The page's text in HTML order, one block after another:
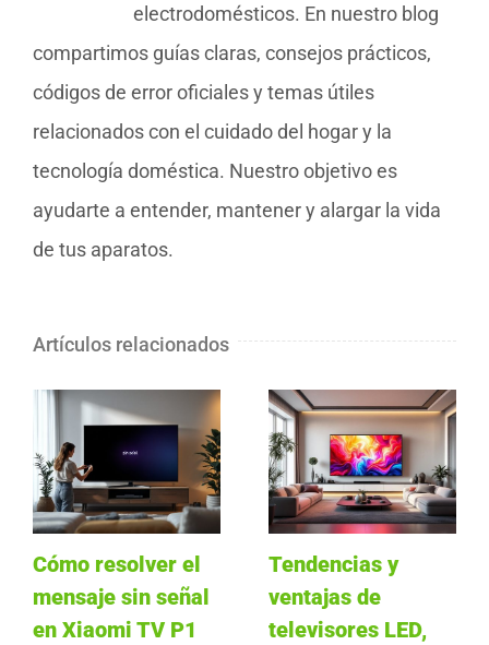
electrodomésticos. En nuestro blog
compartimos guías claras, consejos prácticos,
códigos de error oficiales y temas útiles
relacionados con el cuidado del hogar y la
tecnología doméstica. Nuestro objetivo es
ayudarte a entender, mantener y alargar la vida
de tus aparatos.
Artículos relacionados
Cómo resolver el
mensaje sin señal
en Xiaomi TV P1
Tendencias y
ventajas de
televisores LED,